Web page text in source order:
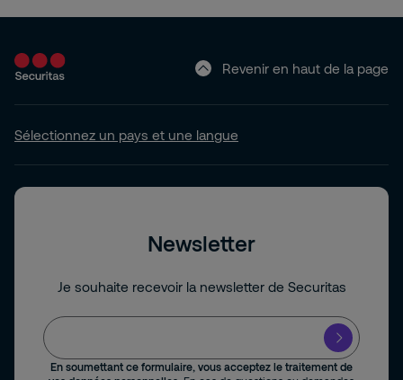
Revenir en haut de la page
Sélectionnez un pays et une langue
Newsletter
Je souhaite recevoir la newsletter de Securitas
En soumettant ce formulaire, vous acceptez le traitement de